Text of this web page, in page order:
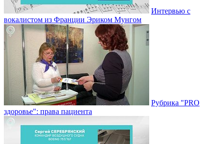
Интервью с
вокалистом из Франции Эриком Мунгом
Рубрика "PRO
здоровье": права пациента